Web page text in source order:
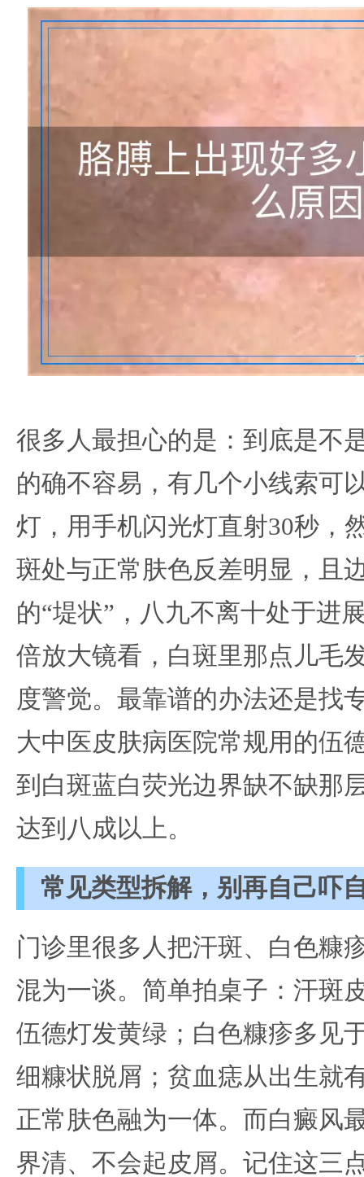
很多人最担心的是：到底是不
的确不容易，有几个小线索可
灯，用手机闪光灯直射30秒，
斑处与正常肤色反差明显，且
的“堤状”，八九不离十处于进
倍放大镜看，白斑里那点儿毛
度警觉。最靠谱的办法还是找
大中医皮肤病医院常规用的伍
到白斑蓝白荧光边界缺不缺那
达到八成以上。
常见类型拆解，别再自己吓
门诊里很多人把汗斑、白色糠
混为一谈。简单拍桌子：汗斑
伍德灯发黄绿；白色糠疹多见
细糠状脱屑；贫血痣从出生就
正常肤色融为一体。而白癜风
界清、不会起皮屑。记住这三